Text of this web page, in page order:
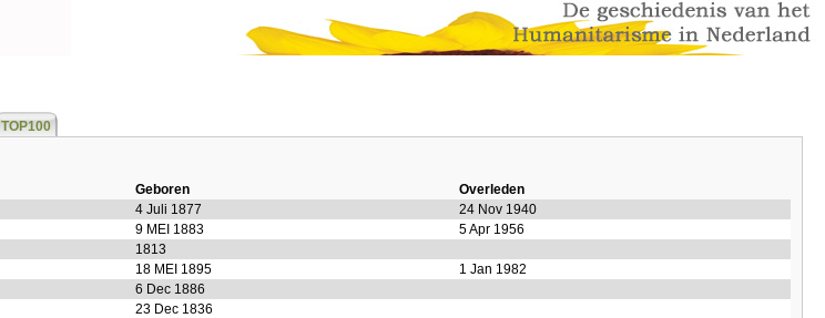
TOP100
Geboren
Overleden
4 Juli 1877
24 Nov 1940
9 MEI 1883
5 Apr 1956
1813
18 MEI 1895
1 Jan 1982
6 Dec 1886
23 Dec 1836